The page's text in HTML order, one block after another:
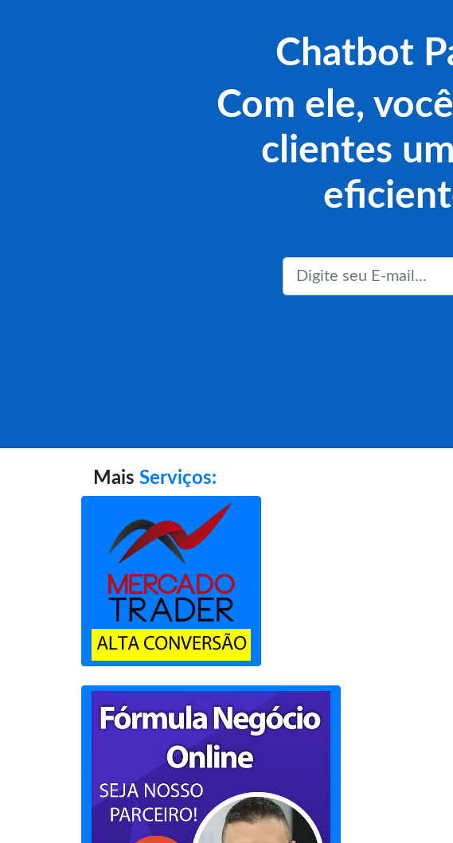
Chatbot
Com ele,
clientes
Mais Serviços: